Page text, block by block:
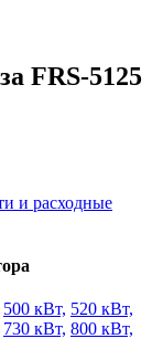
FRS-5125
и расходные
500 кВт, 520 кВт,
730 кВт, 800 кВт,